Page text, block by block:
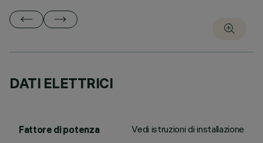
DATI ELETTRICI
Fattore di potenza Vedi istruzioni di installazione